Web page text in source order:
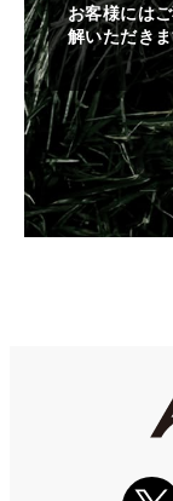
お客様には
解いただき